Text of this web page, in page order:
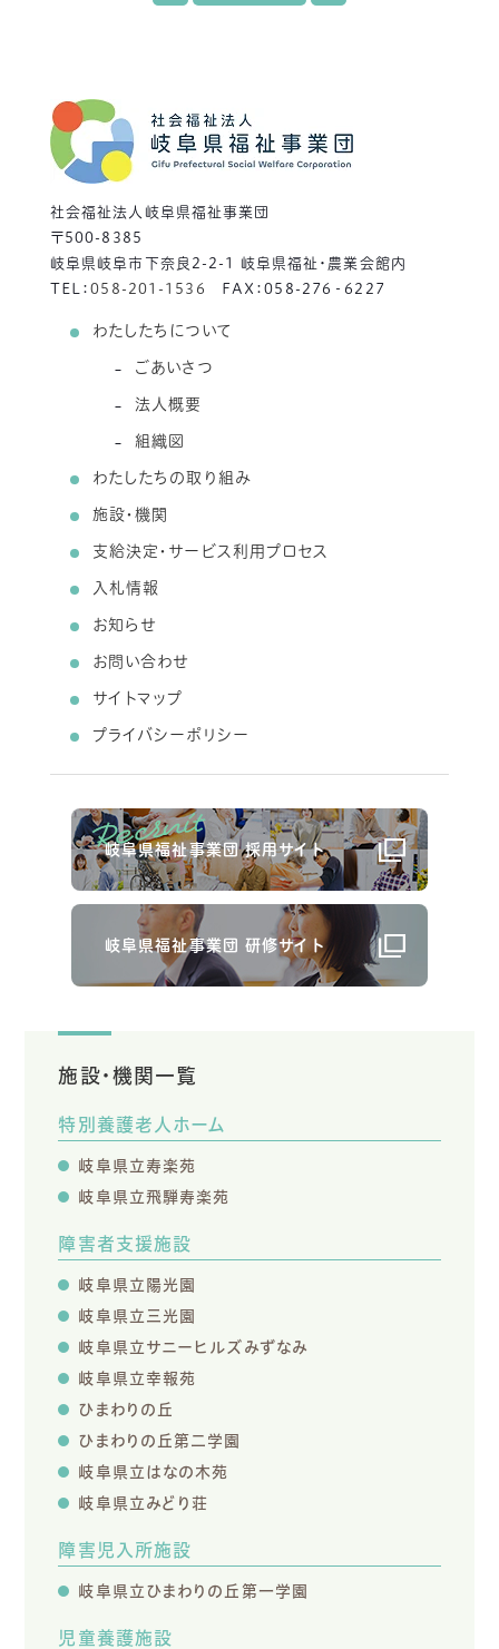
社会福祉法人岐阜県福祉事業団
〒500-8385
岐阜県岐阜市下奈良2-2-1 岐阜県福祉・農業会館内
TEL：058-201-1536 FAX：058-276‐6227
わたしたちについて
ごあいさつ
法人概要
組織図
わたしたちの取り組み
施設・機関
支給決定・サービス利用プロセス
入札情報
お知らせ
お問い合わせ
サイトマップ
プライバシーポリシー
岐阜県福祉事業団 採用サイト
岐阜県福祉事業団 研修サイト
施設・機関一覧
特別養護老人ホーム
岐阜県立寿楽苑
岐阜県立飛騨寿楽苑
障害者支援施設
岐阜県立陽光園
岐阜県立三光園
岐阜県立サニーヒルズみずなみ
岐阜県立幸報苑
ひまわりの丘
ひまわりの丘第二学園
岐阜県立はなの木苑
岐阜県立みどり荘
障害児入所施設
岐阜県立ひまわりの丘第一学園
児童養護施設